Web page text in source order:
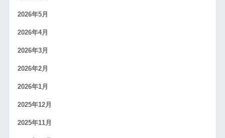
2026年5月
2026年4月
2026年3月
2026年2月
2026年1月
2025年12月
2025年11月